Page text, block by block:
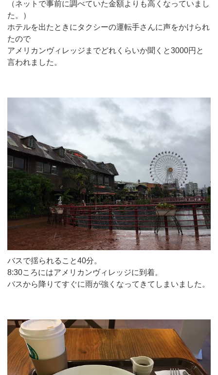
（ネットで事前に調べていた金額よりも高くなっていまし
た。）
ホテルを出たときにタクシーの運転手さんに声をかけられ
たので
アメリカンヴィレッジまでどれくらいか聞くと3000円と
言われました。
バスで揺られること40分。
8:30ころにはアメリカンヴィレッジに到着。
バスから降りてすぐに雨が強くなってきてしまいました。